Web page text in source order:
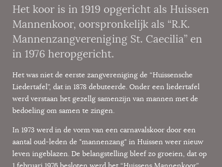
Het koor is in 1919 opgericht als Huissen
Mannenkoor, oorspronkelijk als “R.K.
Mannenzangvereniging St. Caecilia” en
in 1976 heropgericht.
Het was niet de eerste zangvereniging de “Huissensche
Liedertafel”, dat in 1878 debuteerde. Onder een liedertafel
werd verstaan het gezellg samenzijn van mannen met de
bedoeling om samen te zingen.
In 1973 werd in de vorm van een carnavalskoor door een
aantal oud-leden de "mannenzang" in Huissen weer nieuw
leven ingeblazen. De belangstelling bleef zo groeien, dat op